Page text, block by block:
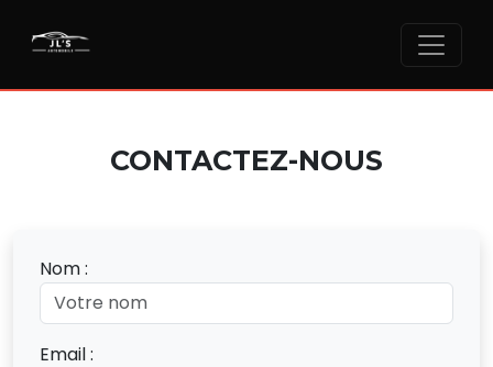
CONTACTEZ-NOUS
Nom :
Email :